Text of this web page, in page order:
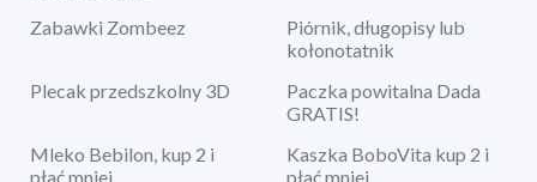
Zabawki Zombeez
Piórnik, długopisy lub
kołonotatnik
Plecak przedszkolny 3D
Paczka powitalna Dada
GRATIS!
Mleko Bebilon, kup 2 i
płać mniej
Kaszka BoboVita kup 2 i
płać mniej